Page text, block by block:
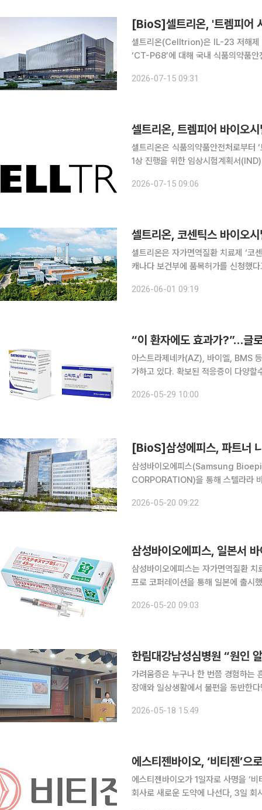
[BioS]셀트리온, '트렘피어
셀트리온(Celltrion)은 IL-23 저해제
‘CT-P68’에 대해 국내 식품의약품
전성 및 약동학적(PK) 동등성을 확인
2026-07-15 09:31
셀트리온, 트렘피어 바이오
셀트리온은 식품의약품안전처로부터
1상 진행을 위한 임상시험계획서(IND) 승인을 획득
안전성 및 약동학적(PK) 동등성 입증
2026-07-15 09:06
셀트리온, 코센틱스 바이오
셀트리온은 자가면역질환 치료제 ‘코
캐나다 보건부에 품목허가를 신청했다고 1일 밝혔다. 셀트리온은 판상
신청했다. 이번 허가 신청은 건강
2026-06-01 09:19
“이 환자에도 효과가?”…글
아스트라제네카(AZ), 바이엘, BMS
가하고 있다. 확보된 적응증이 다양
이이찌산쿄와 함께 개발한 항암제 ‘다
2026-05-29 10:00
[BioS]삼성에피스, 파트너
삼성바이오에피스(Samsung
CORPORATION)을 통해 스텔라라
신호 전달물질인 인터루킨(IL)-12,
2026-05-20 09:22
삼성바이오에피스, 일본서
삼성바이오에피스는 자가면역질환
프로 코퍼레이션을 통해 일본에 출시했다고 20일 밝혔다.
면역질환 치료제다. 적응증은 판상 건
2026-05-20 09:03
한림대강남성심병원 “원인
가려움증은 누구나 한 번쯤 경험하는
장애와 일상생활에서 불편을 동반한
2026-05-18 15:49
에스티젠바이오, ‘비티젠’
에스티젠바이오가 1일자로 사명을 ‘
회사로 새로운 도약에 나선다, 3일 회사에 따르면 비티젠 사명의 ‘BT’는 바이오 테크놀로지(Bio